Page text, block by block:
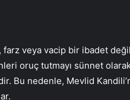
veya vacip bir ibadet
oruç tutmayı sünnet
Bu nedenle, Mevlid